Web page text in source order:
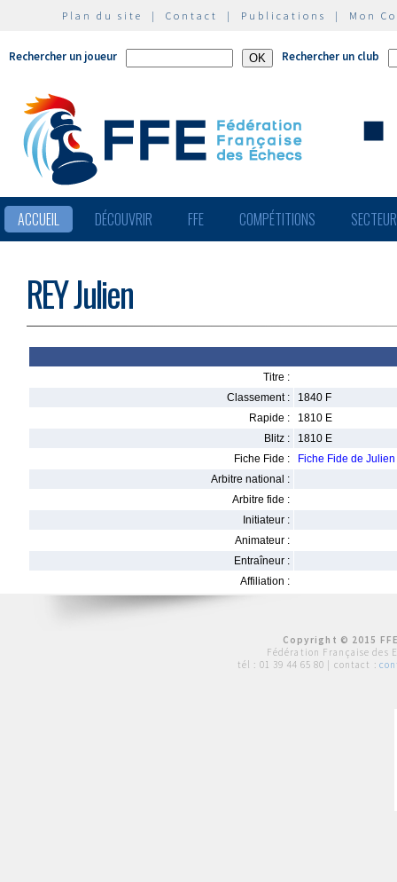
Plan du site | Contact | Publications | Mon
Rechercher un joueur Rechercher un club
ACCUEIL DÉCOUVRIR FFE COMPÉTITIONS
REY Julien
Titre :
Classement :
1840 F
Rapide :
1810 E
Blitz :
1810 E
Fiche Fide :
Fiche Fide de
Arbitre national :
Arbitre fide :
Initiateur :
Animateur :
Entraîneur :
Affiliation :
Copyright © 2015
Fédération Française des
tél : 01 39 44 65 80 | contact :